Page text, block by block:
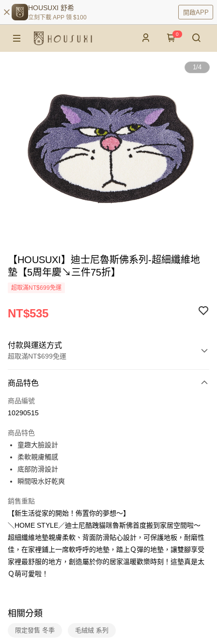
HOUSUXI 舒希
立刻下載 APP 領 $100
開啟APP
0
1/4
【HOUSUXI】迪士尼魯斯佛系列-超細纖維地
墊【5周年慶↘三件75折】
超取滿NT$699免運
NT$535
付款與運送方式
超取滿NT$699免運
信用卡一次付款
超商取貨付款
Apple Pay
街口支付
悠遊付
Google Pay
大哥付你分期
相關說明
【大哥付你分期使用說明】
1.本服務由台灣大哥大提供，台灣大哥大用戶可立即使用無須另外申請。
2.付款方式選擇「大哥付你分期」，訂單成立後會自動跳轉到大哥付的交易
流程，驗證手機門號後，選擇欲分期的期數、繳款截止日，確認付款後即完
成交易。
【繳款方式說明】
醒簡訊。
【關於「AFTEE先享後付」】
AFTEE先享後付是「在收到商品之後才付款」的支付方式。 讓您購物簡單
３．安心：先確認商品／服務後，再付款。
【「AFTEE先享後付」結帳流程】
ATM付款
全家取貨付款
每筆NT$80，滿NT$699(含以上)免運費
商品特色
商品編號
10290515
商品特色
童趣大臉設計
柔軟親膚觸感
底部防滑設計
瞬間吸水好乾爽
銷售重點
【新生活從家的開始！佈置你的夢想～】
＼HOME STYLE／迪士尼酷跩貓咪魯斯佛首度搬到家居空間啦～
超細纖維地墊親膚柔軟、背面防滑貼心設計，可保護地板，耐磨性
佳，在家裡鋪上一席軟呼呼的地墊，踏上Ｑ彈的地墊，讓雙腳享受
家裡最舒服的地方，創造屬於你的居家溫暖歡樂時刻！這墊真是太
Ｑ萌可愛啦！
相關分類
限定發售 冬季 毛絨絨 系列